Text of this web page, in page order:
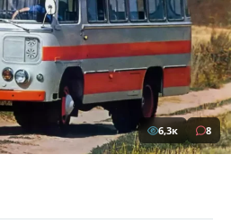
6,3к 8